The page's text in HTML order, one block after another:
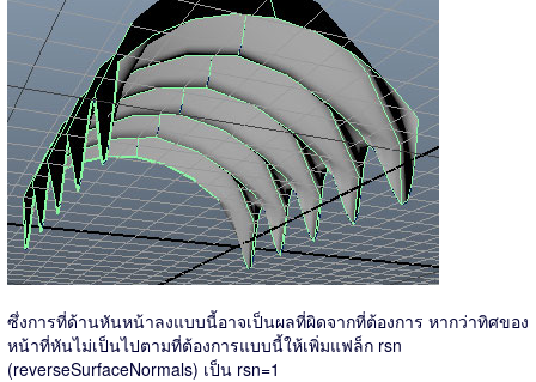
ซึ่งการที่ด้านหันหน้าลงแบบนี้อาจเป็นผลที่ผิดจากที่ต้องการ หากว่าทิศของ
หน้าที่หันไม่เป็นไปตามที่ต้องการแบบนี้ให้เพิ่มแฟล็ก rsn
(reverseSurfaceNormals) เป็น rsn=1